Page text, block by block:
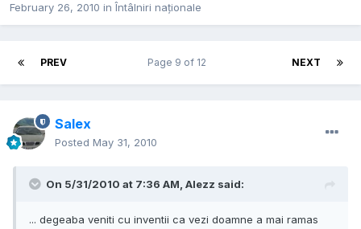
February 26, 2010 inÎntâlniri naționale
PREV NEXT
Page 9 of 12
Salex
Posted May 31, 2010
On 5/31/2010 at 7:36 AM, Alezz said:
... degeaba veniti cu inventii ca vezi doamne a mai ramas